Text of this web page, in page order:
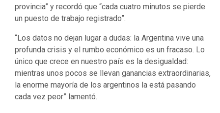
provincia” y recordó que “cada cuatro minutos se pierde
un puesto de trabajo registrado”.
“Los datos no dejan lugar a dudas: la Argentina vive una
profunda crisis y el rumbo económico es un fracaso. Lo
único que crece en nuestro país es la desigualdad:
mientras unos pocos se llevan ganancias extraordinarias,
la enorme mayoría de los argentinos la está pasando
cada vez peor” lamentó.